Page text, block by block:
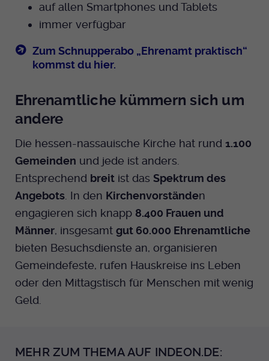
auf allen Smartphones und Tablets
immer verfügbar
Zum Schnupperabo „Ehrenamt praktisch“
kommst du hier.
Ehrenamtliche kümmern sich um
andere
Die hessen-nassauische Kirche hat rund 1.100
Gemeinden und jede ist anders.
Entsprechend breit ist das Spektrum des
Angebots . In den Kirchenvorständen
engagieren sich knapp 8.400 Frauen und
Männer, insgesamt gut 60.000 Ehrenamtliche
bieten Besuchsdienste an, organisieren
Gemeindefeste, rufen Hauskreise ins Leben
oder den Mittagstisch für Menschen mit wenig
Geld.
MEHR ZUM THEMA AUF INDEON.DE: